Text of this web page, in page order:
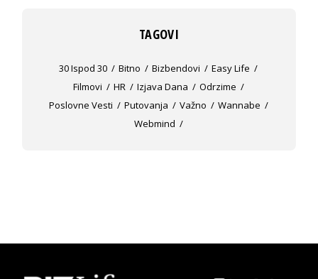
TAGOVI
30 Ispod 30 Bitno Bizbendovi
Easy Life
Filmovi
HR Izjava Dana
Odrzime
Poslovne Vesti
Putovanja Važno
Wannabe
Webmind